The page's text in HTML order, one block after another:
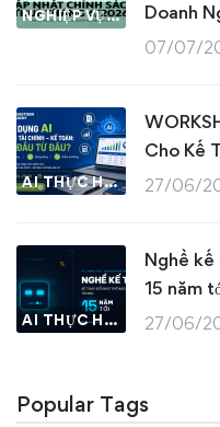
NGHIỆP VỤ KẾ TOÁN & THUẾ
Doanh
07/07/
AI THỰC HÀNH
Cho Kế
27/06/
AI THỰC HÀNH
Nghề
15 năm
27/06/
Popular Tags